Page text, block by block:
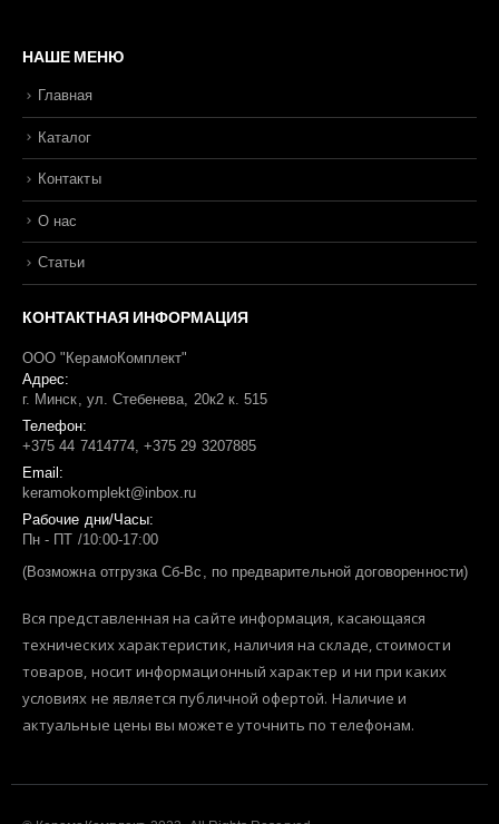
НАШЕ МЕНЮ
Главная
Каталог
Контакты
О нас
Статьи
КОНТАКТНАЯ ИНФОРМАЦИЯ
ООО "КерамоКомплект"
Адрес:
г. Минск, ул. Стебенева, 20к2 к. 515
Телефон:
+375 44 7414774, +375 29 3207885
Email:
keramokomplekt@inbox.ru
Рабочие дни/Часы:
Пн - ПТ /10:00-17:00
(Возможна отгрузка Сб-Вс, по предварительной договоренности)
Вся представленная на сайте информация, касающаяся
технических характеристик, наличия на складе, стоимости
товаров, носит информационный характер и ни при каких
условиях не является публичной офертой. Наличие и
актуальные цены вы можете уточнить по телефонам.